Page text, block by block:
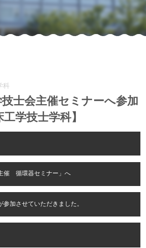
科
士会主催セミナーへ参加
学技士学科】
催　循環器セミナー」へ
加させていただきました。